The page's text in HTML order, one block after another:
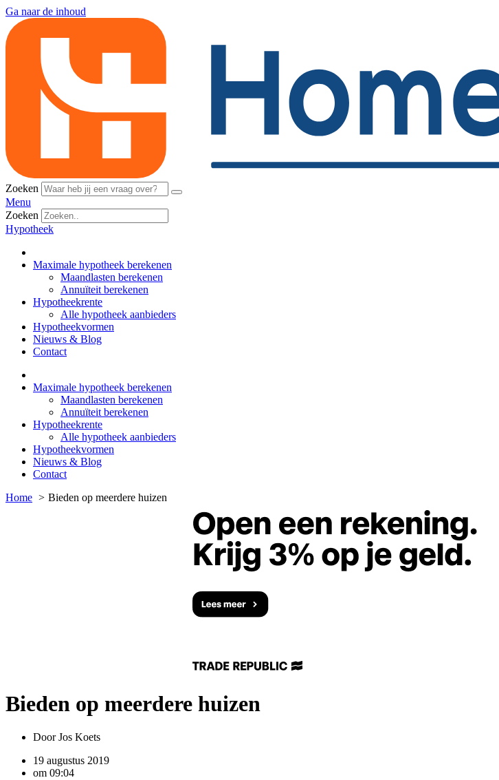
Ga naar de inhoud
Zoeken
Menu
Zoeken
Hypotheek
Maximale hypotheek berekenen
Maandlasten berekenen
Annuïteit berekenen
Hypotheekrente
Alle hypotheek aanbieders
Hypotheekvormen
Nieuws & Blog
Contact
Maximale hypotheek berekenen
Maandlasten berekenen
Annuïteit berekenen
Hypotheekrente
Alle hypotheek aanbieders
Hypotheekvormen
Nieuws & Blog
Contact
Home
Bieden op meerdere huizen
Bieden op meerdere huizen
DoorJos Koets
19 augustus 2019
om 09:04